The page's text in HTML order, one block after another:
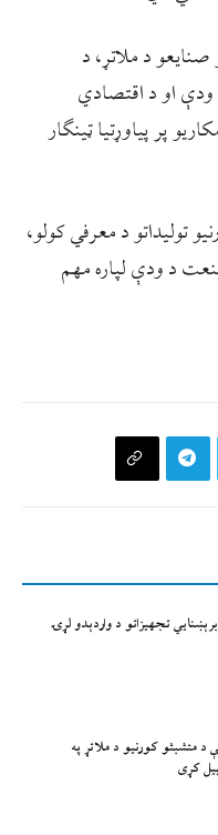
د ملاتړ، د
ودې او د اقتصادي
پر پیاوړتیا ټینګار
تولیداتو د معرفي کولو،
د ودې لپاره مهم
تجهيزاتو د واردېدو لړۍ
کورنیو د ملاتړ په
کړی